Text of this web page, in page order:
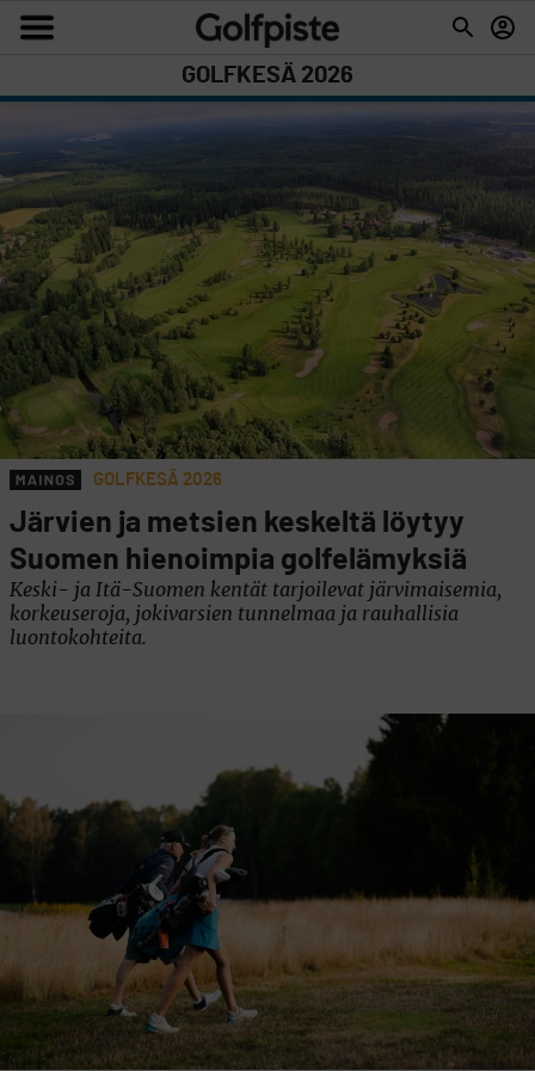
GOLFKESÄ 2026
GOLFKESÄ 2026
Järvien ja metsien keskeltä löytyy
Suomen hienoimpia golfelämyksiä
Keski- ja Itä-Suomen kentät tarjoilevat järvimaisemia,
korkeuseroja, jokivarsien tunnelmaa ja rauhallisia
luontokohteita.